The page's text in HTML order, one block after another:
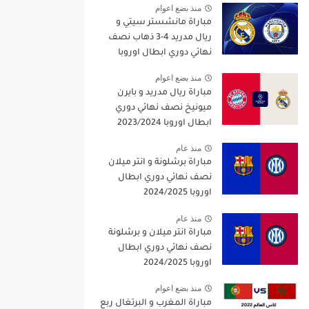
منذ بضع اعوام
مباراة مانشستر سيتي و
ريال مدريد 4-3 ذهاب نصف
نهائي دوري ابطال اوروبا
منذ بضع اعوام
مباراة ريال مدريد و بايرن
ميونيخ نصف نهائي دوري
ابطال اوروبا 2023/2024
منذ عام
مباراة برشلونة و انتر ميلان
نصف نهائي دوري ابطال
اوروبا 2024/2025
منذ عام
مباراة انتر ميلان و برشلونة
نصف نهائي دوري ابطال
اوروبا 2024/2025
منذ بضع اعوام
مباراة المغرب و البرتغال ربع